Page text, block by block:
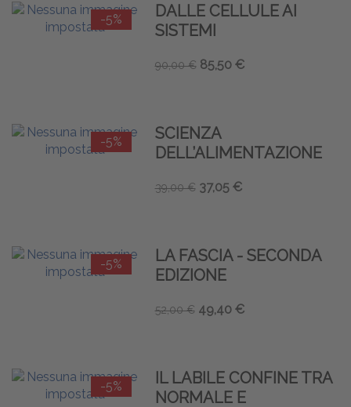
-5%
DALLE CELLULE AI
SISTEMI
90,00 € 85,50 €
-5%
SCIENZA
DELL’ALIMENTAZIONE
39,00 € 37,05 €
-5%
LA FASCIA - SECONDA
EDIZIONE
52,00 € 49,40 €
-5%
IL LABILE CONFINE TRA
NORMALE E